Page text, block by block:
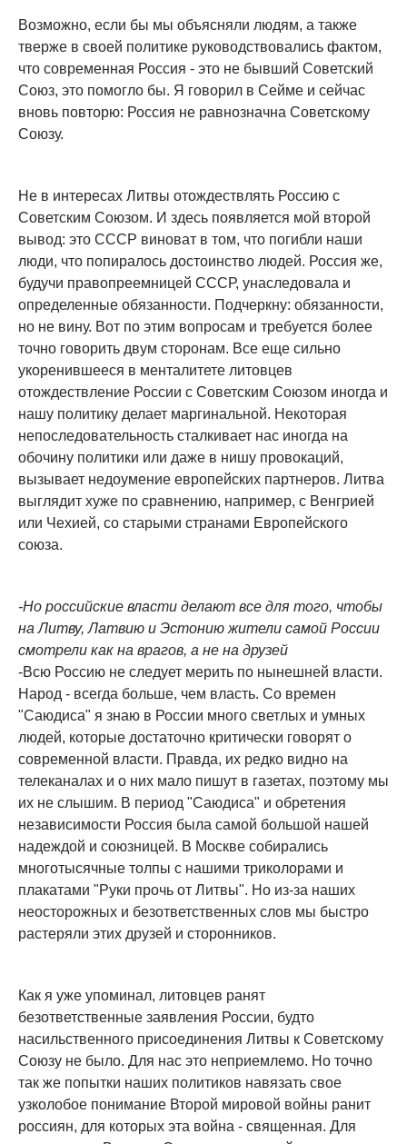
Возможно, если бы мы объясняли людям, а также
тверже в своей политике руководствовались фактом,
что современная Россия - это не бывший Советский
Союз, это помогло бы. Я говорил в Сейме и сейчас
вновь повторю: Россия не равнозначна Советскому
Союзу.
Не в интересах Литвы отождествлять Россию с
Советским Союзом. И здесь появляется мой второй
вывод: это СССР виноват в том, что погибли наши
люди, что попиралось достоинство людей. Россия же,
будучи правопреемницей СССР, унаследовала и
определенные обязанности. Подчеркну: обязанности,
но не вину. Вот по этим вопросам и требуется более
точно говорить двум сторонам. Все еще сильно
укоренившееся в менталитете литовцев
отождествление России с Советским Союзом иногда и
нашу политику делает маргинальной. Некоторая
непоследовательность сталкивает нас иногда на
обочину политики или даже в нишу провокаций,
вызывает недоумение европейских партнеров. Литва
выглядит хуже по сравнению, например, с Венгрией
или Чехией, со старыми странами Европейского
союза.
-Но российские власти делают все для того, чтобы
на Литву, Латвию и Эстонию жители самой России
смотрели как на врагов, а не на друзей
-Всю Россию не следует мерить по нынешней власти.
Народ - всегда больше, чем власть. Со времен
"Саюдиса" я знаю в России много светлых и умных
людей, которые достаточно критически говорят о
современной власти. Правда, их редко видно на
телеканалах и о них мало пишут в газетах, поэтому мы
их не слышим. В период "Саюдиса" и обретения
независимости Россия была самой большой нашей
надеждой и союзницей. В Москве собирались
многотысячные толпы с нашими триколорами и
плакатами "Руки прочь от Литвы". Но из-за наших
неосторожных и безответственных слов мы быстро
растеряли этих друзей и сторонников.
Как я уже упоминал, литовцев ранят
безответственные заявления России, будто
насильственного присоединения Литвы к Советскому
Союзу не было. Для нас это неприемлемо. Но точно
так же попытки наших политиков навязать свое
узколобое понимание Второй мировой войны ранит
россиян, для которых эта война - священная. Для